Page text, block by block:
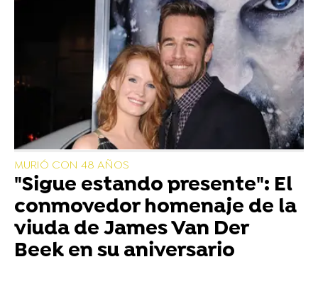
MURIÓ CON 48 AÑOS
"Sigue estando presente": El
conmovedor homenaje de la
viuda de James Van Der
Beek en su aniversario